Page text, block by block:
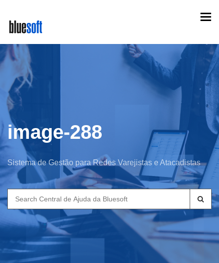
main
content
image-288
Sistema de Gestão para Redes Varejistas e Atacadistas
Search
for: